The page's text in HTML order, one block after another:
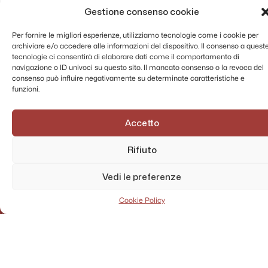
Gestione consenso cookie
Per fornire le migliori esperienze, utilizziamo tecnologie come i cookie per
archiviare e/o accedere alle informazioni del dispositivo. Il consenso a
tecnologie ci consentirà di elaborare dati come il comportamento di
navigazione o ID univoci su questo sito. Il mancato consenso o la revoca del
consenso può influire negativamente su determinate caratteristiche e
funzioni.
Accetto
Rifiuto
Vedi le preferenze
Cookie Policy
AMMINISTRAZIONE TRASPARENTE
CONTATTI
MAPPA DEL SITO